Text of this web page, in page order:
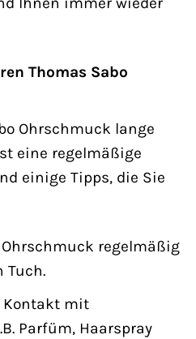
Thomas Sabo
Ohrschmuck lange
eine regelmäßige
einige Tipps, die Sie
regelmäßig
Tuch.
Kontakt mit
Parfüm, Haarspray